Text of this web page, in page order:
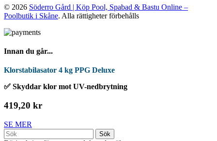
© 2026 Söderro Gård | Köp Pool, Spabad & Bastu Online –
Poolbutik i Skåne. Alla rättigheter förbehålls
Innan du går...
Klorstabilasator 4 kg PPG Deluxe
✅ Skyddar klor mot UV-nedbrytning
419,20 kr
SE MER
Sök